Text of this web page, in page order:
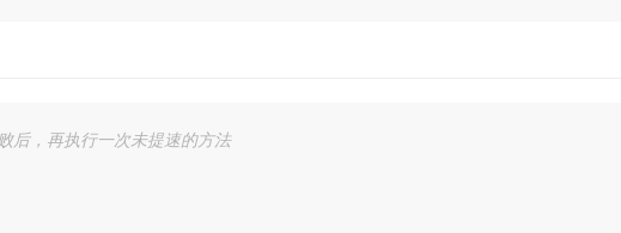
#优先用提速的方式，提速失败后，再执行一次未提速的方法